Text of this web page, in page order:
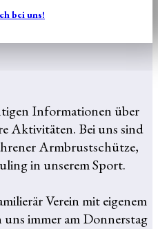
bei uns!
Informationen über
Aktivitäten. Bei uns sind
Armbrustschütze,
in unserem Sport.
Verein mit eigenem
immer am Donnerstag